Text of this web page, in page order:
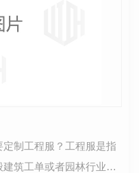
制工程服？工程服是指
筑工单或者园林行业会